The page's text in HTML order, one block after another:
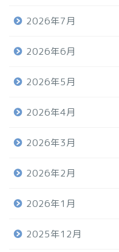
2026年7月
2026年6月
2026年5月
2026年4月
2026年3月
2026年2月
2026年1月
2025年12月